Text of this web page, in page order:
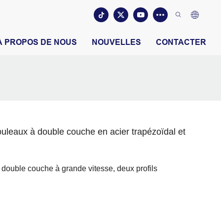
PROPOS DE NOUS NOUVELLES CONTACTER
à double couche en acier trapézoïdal et
couche à grande vitesse, deux profils